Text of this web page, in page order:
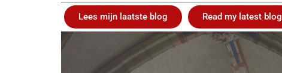
Lees mijn laatste blog Read my latest blog